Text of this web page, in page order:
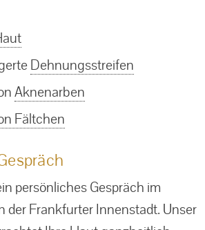
Dehnungsstreifen
Aknenarben
Fältchen
persönliches Gespräch im
der Frankfurter Innenstadt. Unser